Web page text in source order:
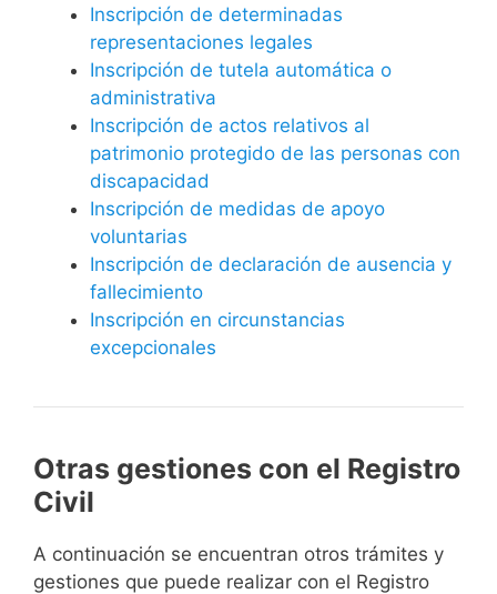
Inscripción de determinadas
representaciones legales
Inscripción de tutela automática o
administrativa
Inscripción de actos relativos al
patrimonio protegido de las personas con
discapacidad
Inscripción de medidas de apoyo
voluntarias
Inscripción de declaración de ausencia y
fallecimiento
Inscripción en circunstancias
excepcionales
Otras gestiones con el Registro
Civil
A continuación se encuentran otros trámites y
gestiones que puede realizar con el Registro